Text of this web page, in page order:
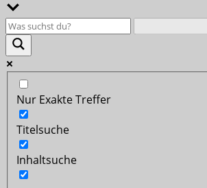
Nur Exakte Treffer
Titelsuche
Inhaltsuche